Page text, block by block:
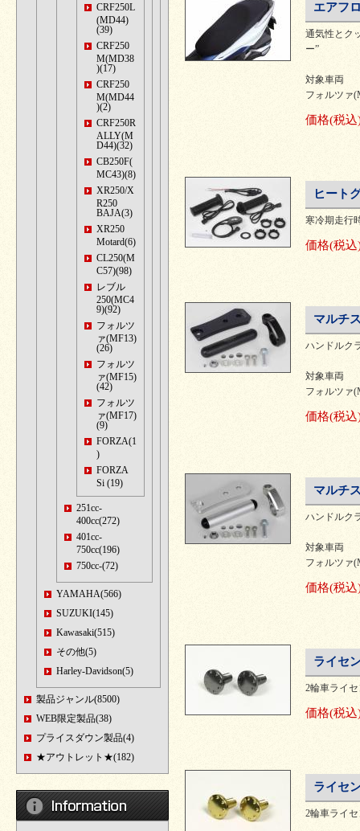
CRF250L
(MD44)
(39)
CRF250
M(MD38
)(17)
CRF250
M(MD44
)(2)
CRF250R
ALLY(M
D44)(32)
CB250F(
MC43)(8)
XR250/X
R250
BAJA(3)
XR250
Motard(6)
CL250(M
C57)(98)
レブル
250(MC4
9)(92)
フォルツ
ァ(MF13)
(26)
フォルツ
ァ(MF15)
(42)
フォルツ
ァ(MF17)
(9)
FORZA(1
)
FORZA
Si (19)
251cc-
400cc(272)
401cc-
750cc(196)
750cc-(72)
YAMAHA(566)
SUZUKI(145)
Kawasaki(515)
その他(5)
Harley-Davidson(5)
製品ジャンル(8500)
WEB限定製品(38)
プライスダウン製品(4)
★アウトレット★(182)
エアフ
通気性とク
ー”
対象車両
フォルツァ
価格(税込
ヒート
寒冷期走行
価格(税込
マルチ
ハンドルク
対象車両
フォルツァ
価格(税込
マルチ
ハンドルク
対象車両
フォルツァ
価格(税込
ライセ
2輪車ライ
価格(税込
ライセ
2輪車ライ